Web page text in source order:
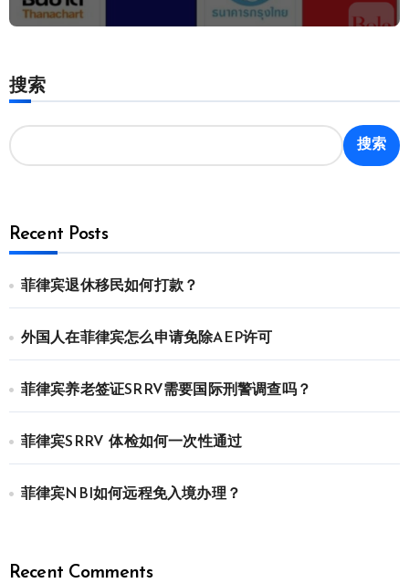
搜索
搜索
Recent Posts
菲律宾退休移民如何打款？
外国人在菲律宾怎么申请免除AEP许可
菲律宾养老签证SRRV需要国际刑警调查吗？
菲律宾SRRV 体检如何一次性通过
菲律宾NBI如何远程免入境办理？
Recent Comments